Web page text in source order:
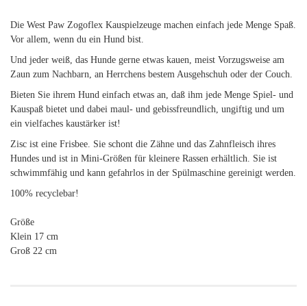
Die West Paw Zogoflex Kauspielzeuge machen einfach jede Menge Spaß.
Vor allem, wenn du ein Hund bist.
Und jeder weiß, das Hunde gerne etwas kauen, meist Vorzugsweise am
Zaun zum Nachbarn, an Herrchens bestem Ausgehschuh oder der Couch.
Bieten Sie ihrem Hund einfach etwas an, daß ihm jede Menge Spiel- und
Kauspaß bietet und dabei maul- und gebissfreundlich, ungiftig und um
ein vielfaches kaustärker ist!
Zisc ist eine Frisbee. Sie schont die Zähne und das Zahnfleisch ihres
Hundes und ist in Mini-Größen für kleinere Rassen erhältlich. Sie ist
schwimmfähig und kann gefahrlos in der Spülmaschine gereinigt werden.
100% recyclebar!
Größe
Klein 17 cm
Groß 22 cm